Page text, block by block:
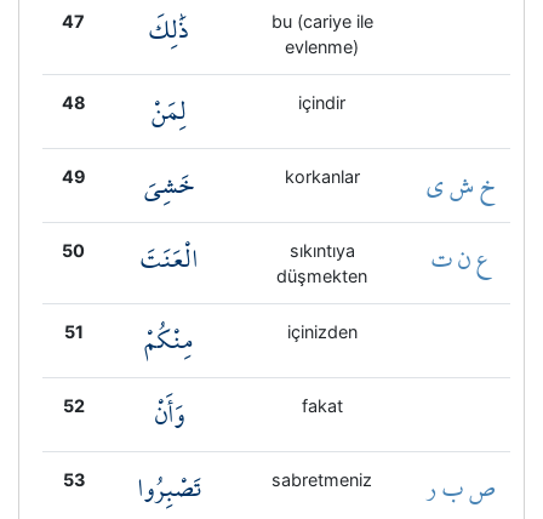
47 ذَٰلِكَ
bu (cariye ile
evlenme)
48 لِمَنْ içindir
49 خَشِيَ korkanlar خ ش ي
50 الْعَنَتَ
sıkıntıya
düşmekten
ع ن ت
51 مِنْكُمْ içinizden
52 وَأَنْ fakat
53 تَصْبِرُوا sabretmeniz ص ب ر